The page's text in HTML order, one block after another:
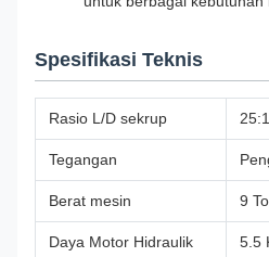
Spesifikasi Teknis
Rasio L/D sekrup 25:1
Tegangan
Berat mesin 9
Daya Motor Hidraulik 5.5